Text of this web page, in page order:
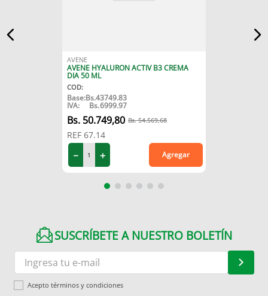
AVENE
AVENE HYALURON ACTIV B3 CREMA
DIA 50 ML
COD:
Base:Bs.43749.83
IVA: Bs.6999.97
50.749,80 54.569,68
REF 67.14
＋
－ Agregar
SUSCRÍBETE A NUESTRO BOLETÍN
Acepto términos y condiciones